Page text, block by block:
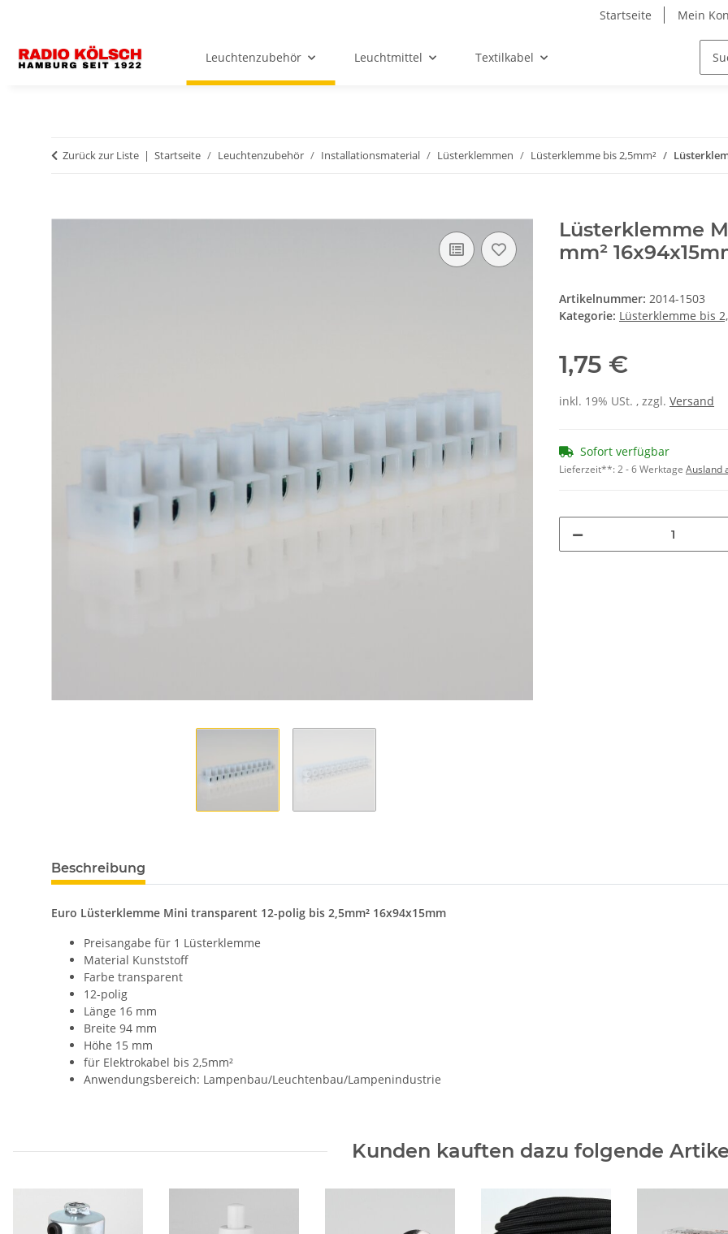
Startseite Mein
Leuchtenzubehör Leuchtmittel Textilkabel
Zurück zur Liste Startseite Leuchtenzubehör Installationsmaterial Lüsterklemmen Lüsterklemme bis 2,5mm²
Lüsterklemme
mm²
Artikelnummer: 2014-1503
Kategorie: Lüsterklemme bis
1,75 €
inkl. 19% USt. , zzgl. Versand
Sofort verfügbar
Lieferzeit**:2 - 6 Werktage Ausland
Beschreibung
Euro Lüsterklemme Mini transparent 12-polig bis 2,5mm² 16x94x15mm
Preisangabe für 1 Lüsterklemme
Material Kunststoff
Farbe transparent
12-polig
Länge 16 mm
Breite 94 mm
Höhe 15 mm
für Elektrokabel bis 2,5mm²
Anwendungsbereich: Lampenbau/Leuchtenbau/Lampenindustrie
Kunden kauften dazu folgende